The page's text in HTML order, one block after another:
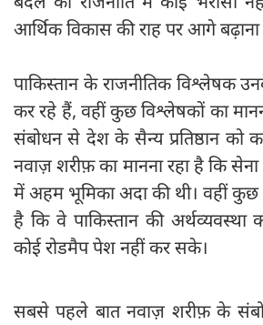
आर्थिक विकास की राह पर आगे बढ़ाना
पाकिस्तान के राजनीतिक विश्लेषक
कर रहे हैं, वहीं कुछ विश्लेषकों का
संबोधन से देश के सैन्य प्रतिष्ठान को
नवाज़ शरीफ़ का मानना रहा है कि
में अहम भूमिका अदा की थी। वहीं
है कि वे पाकिस्तान की अर्थव्यवस्था
कोई रोडमैप पेश नहीं कर सके।
सबसे पहले बात नवाज़ शरीफ़ के